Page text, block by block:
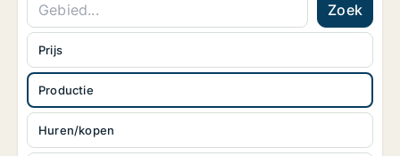
Zoek
Productie
Huren/kopen
Prijs